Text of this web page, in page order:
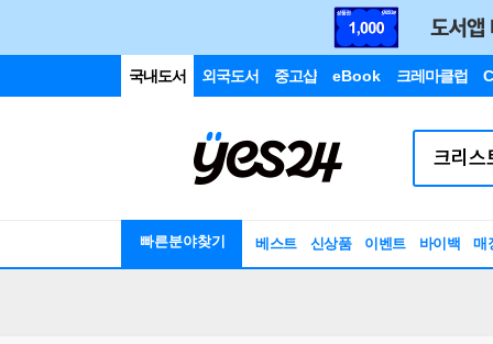
국내도서 외국도서 중고샵 eBook 크레마클럽
빠른분야찾기 베스트 신상품 이벤트 바이백 매